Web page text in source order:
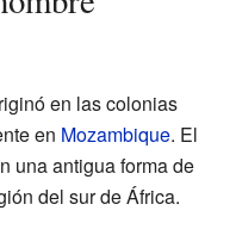
en las colonias
en Mozambique. El
una antigua forma de
del sur de África.